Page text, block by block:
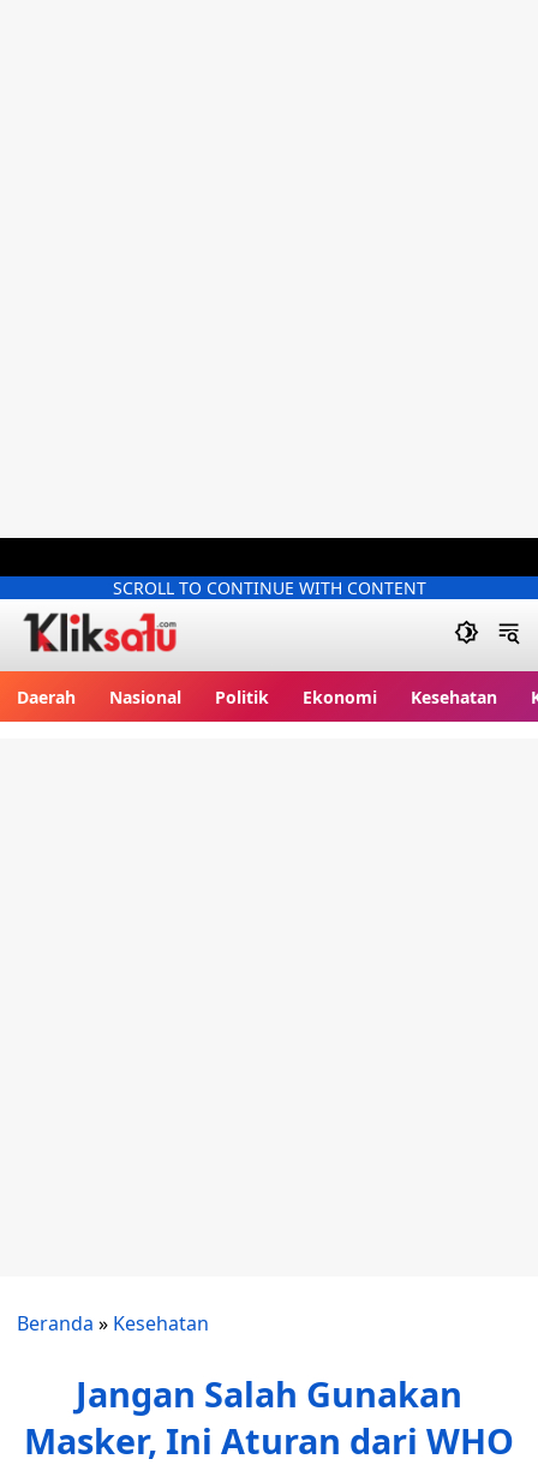
SCROLL TO CONTINUE WITH CONTENT
Daerah Nasional Politik Ekonomi Kesehatan
Beranda » Kesehatan
Jangan Salah Gunakan
Masker, Ini Aturan dari WHO